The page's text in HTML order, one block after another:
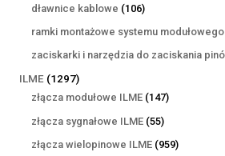
dławnice kablowe 106106
produktów
ramki montażowe systemu modułowego
zaciskarki i narzędzia do zaciskania
ILME 12971297
produktów
złącza modułowe ILME 147147
złącza sygnałowe ILME 5555
produktów
złącza wielopinowe ILME 959959